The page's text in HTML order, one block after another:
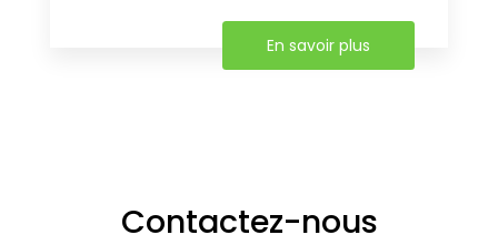
En savoir plus
Contactez-nous